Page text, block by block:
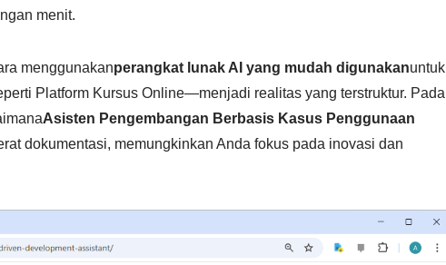
menit.
menggunakanperangkat lunak AI yang mudah digunakanuntuk
Platform Kursus Online—menjadi realitas yang terstruktur. Pada
Asisten Pengembangan Berbasis Kasus Penggunaan
dokumentasi, memungkinkan Anda fokus pada inovasi dan